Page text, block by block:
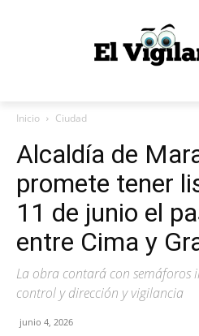
Inicio Ciudad
Alcaldía de
promete tener
11 de junio el
entre Cima y
La obra contará con semáforos
control y dirección y vigilancia
junio 4, 2026